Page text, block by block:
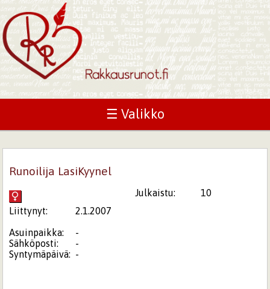
☰ Valikko
Runoilija LasiKyynel
Julkaistu:
10
Liittynyt:
2.1.2007
Asuinpaikka:
-
Sähköposti:
-
Syntymäpäivä: -